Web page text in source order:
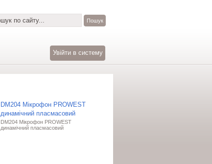
Увійти в систему
DM204 Мікрофон PROWEST
динамічний пласмасовий
DM204 Мікрофон PROWEST
динамічний пласмасовий